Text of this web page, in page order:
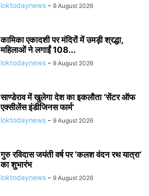
loktodaynews - 9 August 2026
कामिका एकादशी पर मंदिरों में उमड़ी श्रद्धा,
महिलाओं ने लगाईं 108...
loktodaynews - 9 August 2026
साण्डेराव में खुलेगा देश का इकलौता ‘सेंटर ऑफ
एक्सीलेंस इंडीजिनस फार्म’
loktodaynews - 9 August 2026
गुरु रविदास जयंती वर्ष पर ‘कलश वंदन रथ यात्रा’
का शुभारंभ
loktodaynews - 9 August 2026